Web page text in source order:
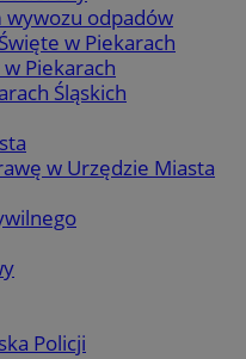
odpadów
w Piekarach
w Piekarach
Śląskich
w Urzędzie Miasta
Policji